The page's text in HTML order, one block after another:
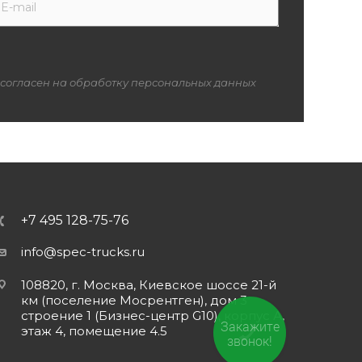
на обработку персональных данных
+7 495 128-75-76
info@spec-trucks.ru
108820, г. Москва, Киевское шоссе 21-й
км (поселение Мосрентген), дом 3
строение 1 (Бизнес-центр G10), корпус А,
этаж 4, помещение 4.5
Закажите
звонок!